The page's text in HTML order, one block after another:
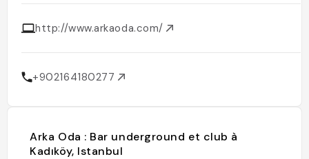
http://www.arkaoda.com/
+902164180277
Arka Oda : Bar underground et club à
Kadıköy, Istanbul